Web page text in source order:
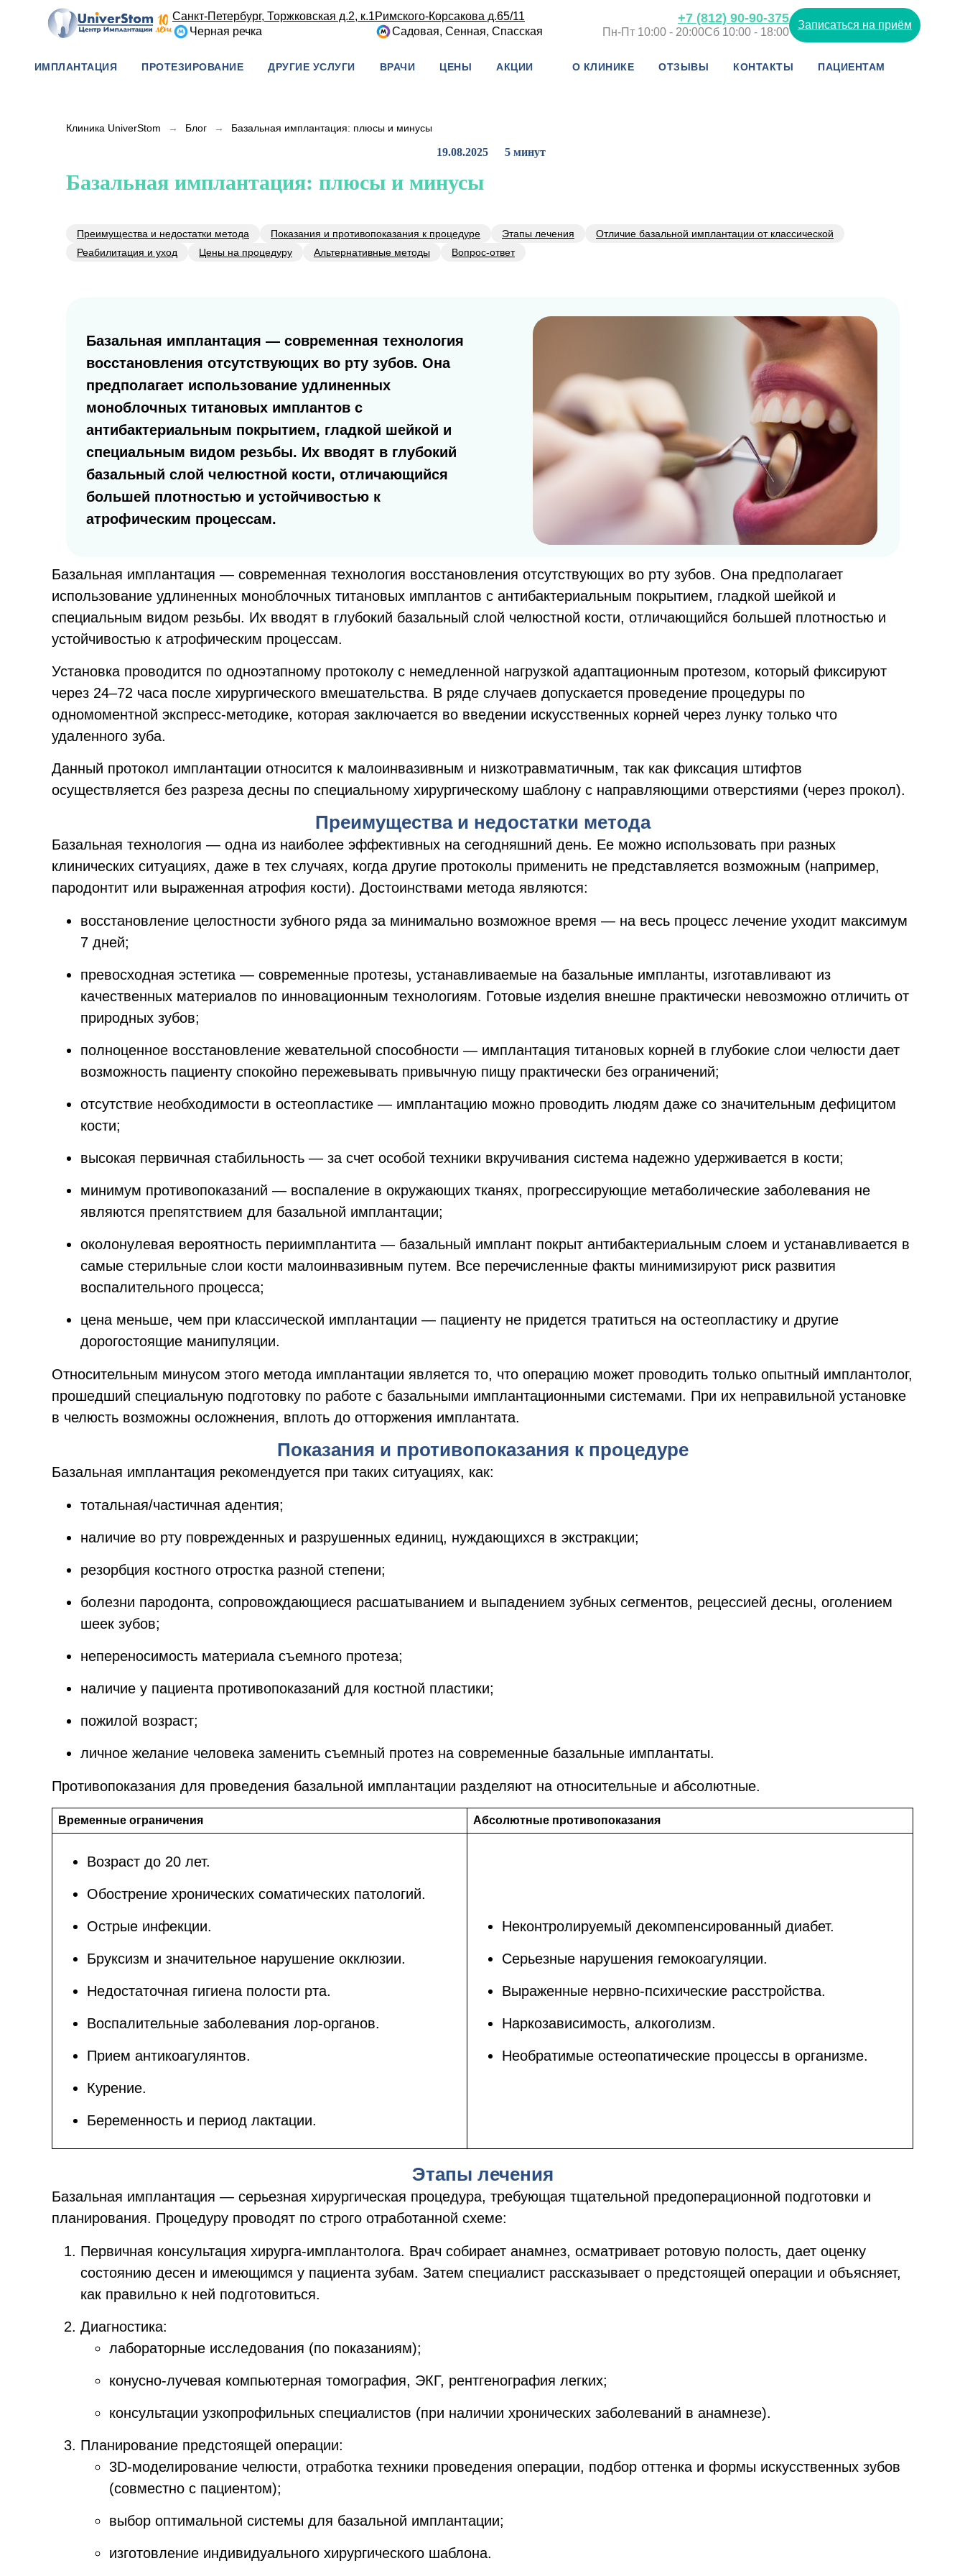
Санкт-Петербург, Торжковская д.2, к.1
Черная речка
Римского-Корсакова д.65/11
Садовая, Сенная, Спасская
+7 (812) 90-90-375
Пн-Пт 10:00 - 20:00Сб 10:00 - 18:00
Записаться на приём
ИМПЛАНТАЦИЯ ПРОТЕЗИРОВАНИЕ ДРУГИЕ УСЛУГИ ВРАЧИ ЦЕНЫ АКЦИИ О КЛИНИКЕ ОТЗЫВЫ КОНТАКТЫ ПАЦИЕНТАМ
Клиника UniverStom → Блог → Базальная имплантация: плюсы и минусы
19.08.2025 5 минут
Базальная имплантация: плюсы и минусы
Преимущества и недостатки метода Показания и противопоказания к процедуре Этапы лечения
Отличие базальной имплантации от классической
Реабилитация и уход
Цены на процедуру Альтернативные методы Вопрос-ответ
Базальная имплантация — современная технология
восстановления отсутствующих во рту зубов. Она
предполагает использование удлиненных
моноблочных титановых имплантов с
антибактериальным покрытием, гладкой шейкой и
специальным видом резьбы. Их вводят в глубокий
базальный слой челюстной кости, отличающийся
большей плотностью и устойчивостью к
атрофическим процессам.
Базальная имплантация — современная технология восстановления отсутствующих во рту зубов. Она предполагает
использование удлиненных моноблочных титановых имплантов с антибактериальным покрытием, гладкой шейкой и
специальным видом резьбы. Их вводят в глубокий базальный слой челюстной кости, отличающийся большей плотностью и
устойчивостью к атрофическим процессам.
Установка проводится по одноэтапному протоколу с немедленной нагрузкой адаптационным протезом, который фиксируют
через 24–72 часа после хирургического вмешательства. В ряде случаев допускается проведение процедуры по
одномоментной экспресс-методике, которая заключается во введении искусственных корней через лунку только что
удаленного зуба.
Данный протокол имплантации относится к малоинвазивным и низкотравматичным, так как фиксация штифтов
осуществляется без разреза десны по специальному хирургическому шаблону с направляющими отверстиями (через прокол).
Преимущества и недостатки метода
Базальная технология — одна из наиболее эффективных на сегодняшний день. Ее можно использовать при разных
клинических ситуациях, даже в тех случаях, когда другие протоколы применить не представляется возможным (например,
пародонтит или выраженная атрофия кости). Достоинствами метода являются:
восстановление целостности зубного ряда за минимально возможное время — на весь процесс лечение уходит максимум
7 дней;
превосходная эстетика — современные протезы, устанавливаемые на базальные импланты, изготавливают из
качественных материалов по инновационным технологиям. Готовые изделия внешне практически невозможно отличить от
природных зубов;
полноценное восстановление жевательной способности — имплантация титановых корней в глубокие слои челюсти дает
возможность пациенту спокойно пережевывать привычную пищу практически без ограничений;
отсутствие необходимости в остеопластике — имплантацию можно проводить людям даже со значительным дефицитом
кости;
высокая первичная стабильность — за счет особой техники вкручивания система надежно удерживается в кости;
минимум противопоказаний — воспаление в окружающих тканях, прогрессирующие метаболические заболевания не
являются препятствием для базальной имплантации;
околонулевая вероятность периимплантита — базальный имплант покрыт антибактериальным слоем и устанавливается в
самые стерильные слои кости малоинвазивным путем. Все перечисленные факты минимизируют риск развития
воспалительного процесса;
цена меньше, чем при классической имплантации — пациенту не придется тратиться на остеопластику и другие
дорогостоящие манипуляции.
Относительным минусом этого метода имплантации является то, что операцию может проводить только опытный имплантолог,
прошедший специальную подготовку по работе с базальными имплантационными системами. При их неправильной установке
в челюсть возможны осложнения, вплоть до отторжения имплантата.
Показания и противопоказания к процедуре
Базальная имплантация рекомендуется при таких ситуациях, как:
тотальная/частичная адентия;
наличие во рту поврежденных и разрушенных единиц, нуждающихся в экстракции;
резорбция костного отростка разной степени;
болезни пародонта, сопровождающиеся расшатыванием и выпадением зубных сегментов, рецессией десны, оголением
шеек зубов;
непереносимость материала съемного протеза;
наличие у пациента противопоказаний для костной пластики;
пожилой возраст;
личное желание человека заменить съемный протез на современные базальные имплантаты.
Противопоказания для проведения базальной имплантации разделяют на относительные и абсолютные.
Временные ограничения Абсолютные противопоказания
Возраст до 20 лет.
Обострение хронических соматических патологий.
Острые инфекции.
Бруксизм и значительное нарушение окклюзии.
Недостаточная гигиена полости рта.
Воспалительные заболевания лор-органов.
Прием антикоагулянтов.
Курение.
Беременность и период лактации.
Неконтролируемый декомпенсированный диабет.
Серьезные нарушения гемокоагуляции.
Выраженные нервно-психические расстройства.
Наркозависимость, алкоголизм.
Необратимые остеопатические процессы в организме.
Этапы лечения
Базальная имплантация — серьезная хирургическая процедура, требующая тщательной предоперационной подготовки и
планирования. Процедуру проводят по строго отработанной схеме:
Первичная консультация хирурга-имплантолога. Врач собирает анамнез, осматривает ротовую полость, дает оценку
состоянию десен и имеющимся у пациента зубам. Затем специалист рассказывает о предстоящей операции и объясняет,
как правильно к ней подготовиться.
Диагностика:
лабораторные исследования (по показаниям);
конусно-лучевая компьютерная томография, ЭКГ, рентгенография легких;
консультации узкопрофильных специалистов (при наличии хронических заболеваний в анамнезе).
Планирование предстоящей операции:
3D-моделирование челюсти, отработка техники проведения операции, подбор оттенка и формы искусственных зубов
(совместно с пациентом);
выбор оптимальной системы для базальной имплантации;
изготовление индивидуального хирургического шаблона.